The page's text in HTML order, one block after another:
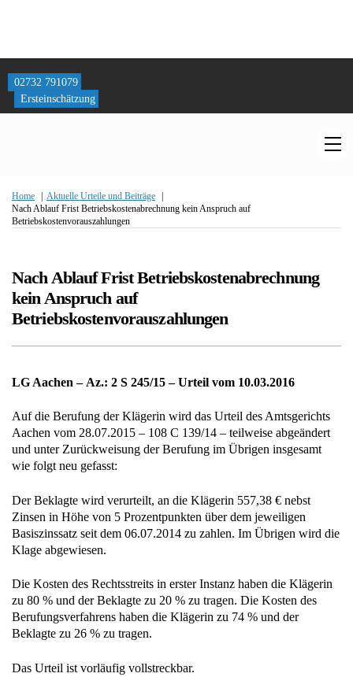
Betriebskostenvorauszahlungen
kein Anspruch auf
Betriebskostenvorauszahlungen
Aachen vom 28.07.2015 – 108 C 139/14 – teilweise abgeändert
und unter Zurückweisung der Berufung im Übrigen insgesamt
wie folgt neu gefasst:
Der Beklagte wird verurteilt, an die Klägerin 557,38 € nebst
Zinsen in Höhe von 5 Prozentpunkten über dem jeweiligen
Basiszinssatz seit dem 06.07.2014 zu zahlen. Im Übrigen wird die
Klage abgewiesen.
Die Kosten des Rechtsstreits in erster Instanz haben die Klägerin
zu 80 % und der Beklagte zu 20 % zu tragen. Die Kosten des
Berufungsverfahrens haben die Klägerin zu 74 % und der
Beklagte zu 26 % zu tragen.
Das Urteil ist vorläufig vollstreckbar.